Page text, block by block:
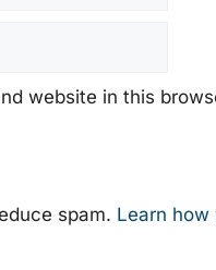
website in this
spam. Learn